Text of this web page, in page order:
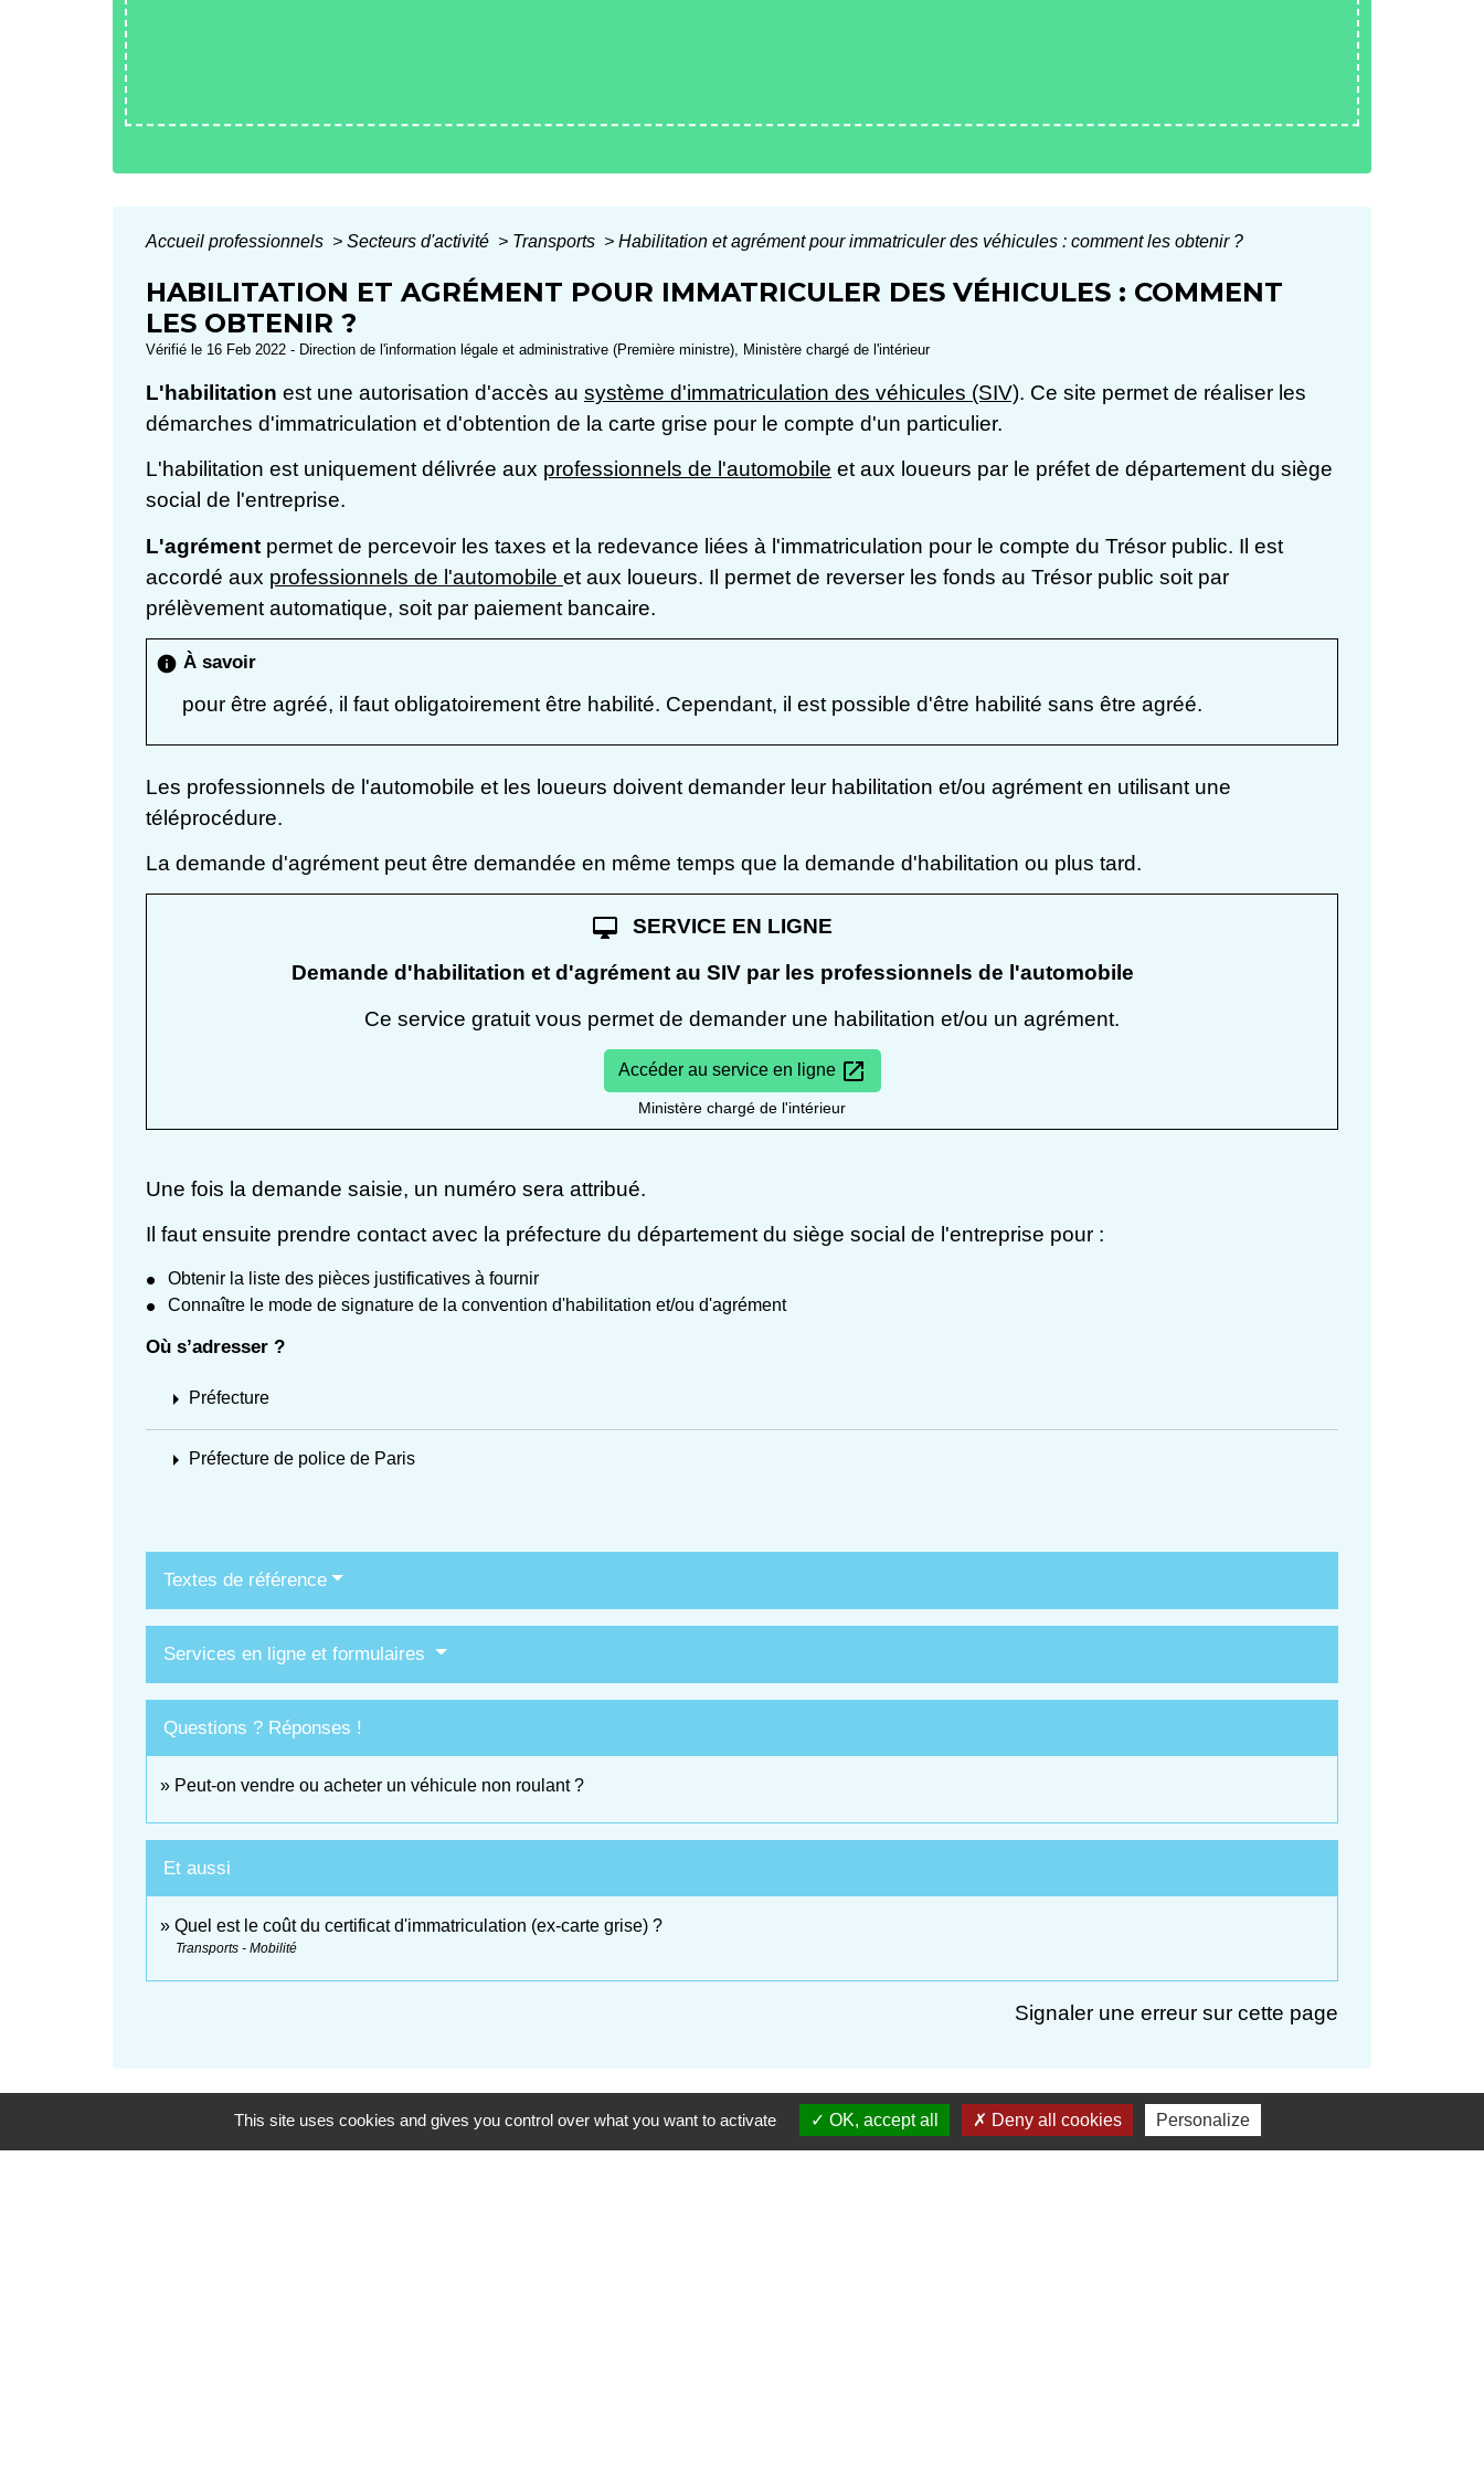
Accueil professionnels > Secteurs d'activité > Transports > Habilitation et agrément pour immatriculer des véhicules : comment les obtenir ?
HABILITATION ET AGRÉMENT POUR IMMATRICULER DES VÉHICULES : COMMENT
LES OBTENIR ?
Vérifié le 16 Feb 2022 - Direction de l'information légale et administrative (Première ministre), Ministère chargé de l'intérieur
L'habilitation est une autorisation d'accès au système d'immatriculation des véhicules (SIV). Ce site permet de réaliser les
démarches d'immatriculation et d'obtention de la carte grise pour le compte d'un particulier.
L'habilitation est uniquement délivrée aux professionnels de l'automobile et aux loueurs par le préfet de département du siège
social de l'entreprise.
L'agrément permet de percevoir les taxes et la redevance liées à l'immatriculation pour le compte du Trésor public. Il est
accordé aux professionnels de l'automobile et aux loueurs. Il permet de reverser les fonds au Trésor public soit par
prélèvement automatique, soit par paiement bancaire.
info À savoir
pour être agréé, il faut obligatoirement être habilité. Cependant, il est possible d'être habilité sans être agréé.
Les professionnels de l'automobile et les loueurs doivent demander leur habilitation et/ou agrément en utilisant une
téléprocédure.
La demande d'agrément peut être demandée en même temps que la demande d'habilitation ou plus tard.
desktop_mac
SERVICE EN LIGNE
Demande d'habilitation et d'agrément au SIV par les professionnels de l'automobile
Ce service gratuit vous permet de demander une habilitation et/ou un agrément.
Accéder au service en ligne open_in_new
Ministère chargé de l'intérieur
Une fois la demande saisie, un numéro sera attribué.
Il faut ensuite prendre contact avec la préfecture du département du siège social de l'entreprise pour :
Obtenir la liste des pièces justificatives à fournir
Connaître le mode de signature de la convention d'habilitation et/ou d'agrément
Où s’adresser ?
arrow_right Préfecture
arrow_right Préfecture de police de Paris
Textes de référence
Services en ligne et formulaires
Questions ? Réponses !
Peut-on vendre ou acheter un véhicule non roulant ?
Et aussi
Quel est le coût du certificat d'immatriculation (ex-carte grise) ?
Transports - Mobilité
Signaler une erreur sur cette page
Contactez votre Mairie
This site uses cookies and gives you control over what you want to activate OK, accept all Deny all cookies Personalize